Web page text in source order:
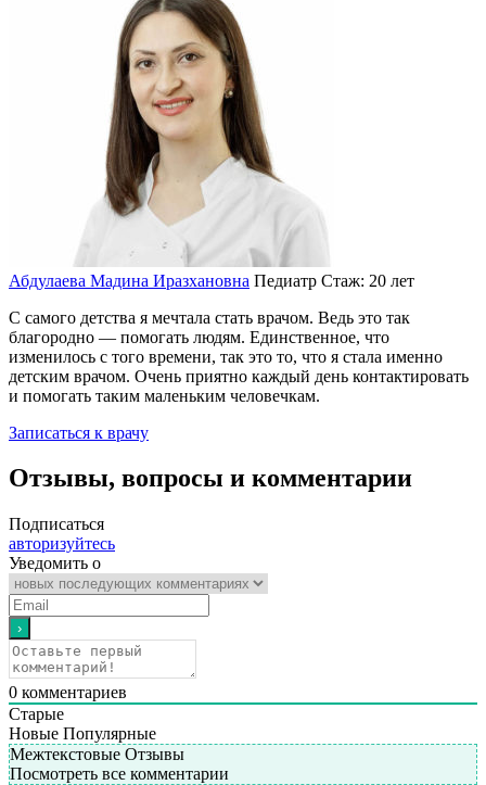
Абдулаева Мадина Иразхановна Педиатр Стаж: 20 лет
С самого детства я мечтала стать врачом. Ведь это так
благородно — помогать людям. Единственное, что
изменилось с того времени, так это то, что я стала именно
детским врачом. Очень приятно каждый день контактировать
и помогать таким маленьким человечкам.
Записаться к врачу
Отзывы, вопросы и комментарии
Подписаться
авторизуйтесь
Уведомить о
0 комментариев
Старые
Новые Популярные
Межтекстовые Отзывы
Посмотреть все комментарии